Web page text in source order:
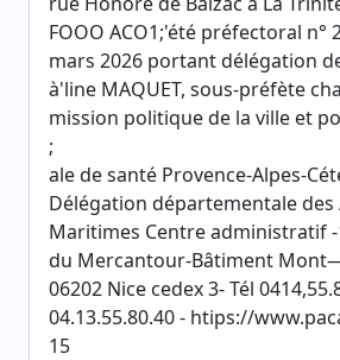
FOOO ACO1;'été préfectoral n°
mars 2026 portant délégation
à'line MAQUET, sous-préfète
mission politique de la ville et
;
ale de santé Provence-Alpes-
Délégation départementale des
Maritimes Centre administratif
du Mercantour-Bâtiment
06202 Nice cedex 3- Tél
04.13.55.80.40 - htips://
15